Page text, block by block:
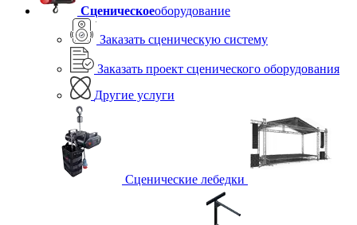
Сценическоеоборудование
Заказать сценическую систему
Заказать проект сценического оборудования
Другие услуги
Сценические лебедки